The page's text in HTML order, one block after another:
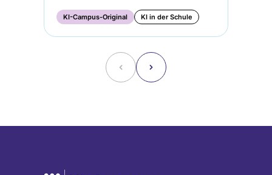
KI-Campus-Original KI in der Schule
˂ ˃